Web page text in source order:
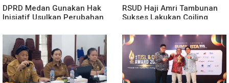
DPRD Medan Gunakan Hak
Inisiatif Usulkan Perubahan
Kemiskinan
RSUD Haji Amri Tambunan
Sukses Lakukan Coiling